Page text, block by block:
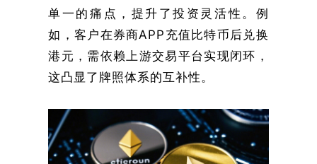
单一的痛点，提升了投资灵活性。例
如，客户在券商APP充值比特币后兑换
港元，需依赖上游交易平台实现闭环，
这凸显了牌照体系的互补性。